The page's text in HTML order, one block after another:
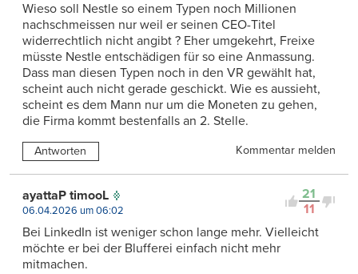
Wieso soll Nestle so einem Typen noch Millionen
nachschmeissen nur weil er seinen CEO-Titel
widerrechtlich nicht angibt ? Eher umgekehrt, Freixe
müsste Nestle entschädigen für so eine Anmassung.
Dass man diesen Typen noch in den VR gewählt hat,
scheint auch nicht gerade geschickt. Wie es aussieht,
scheint es dem Mann nur um die Moneten zu gehen,
die Firma kommt bestenfalls an 2. Stelle.
Antworten Kommentar melden
21
11
ayattaP timooL
06.04.2026 um 06:02
Bei LinkedIn ist weniger schon lange mehr. Vielleicht
möchte er bei der Blufferei einfach nicht mehr
mitmachen.